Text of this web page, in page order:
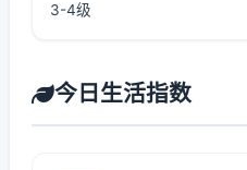
3-4级
今日生活指数